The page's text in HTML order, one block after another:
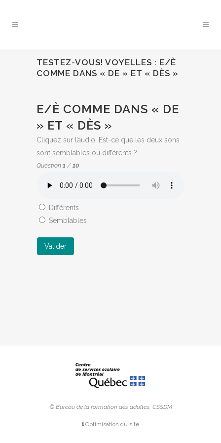
TESTEZ-VOUS! VOYELLES : E/È
COMME DANS « DE » ET « DÈS »
QUIZ:
E/È COMME DANS « DE
» ET « DÈS »
Cliquez sur l’audio. Est-ce que les deux sons
sont semblables ou différents ?
Question 1 / 10
Différents
Semblables
Valider
© Bureau de la formation des adultes, CSSDM
Optimisation du site